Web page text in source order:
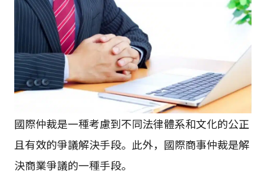
國際仲裁是一種考慮到不同法律體系和文化的公正
且有效的爭議解決手段。此外，國際商事仲裁是解
決商業爭議的一種手段。